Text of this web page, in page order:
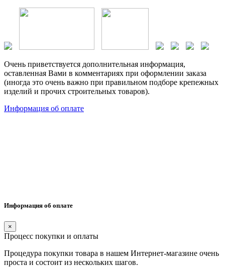
Очень приветствуется дополнительная информация,
оставленная Вами в комментариях при оформлении заказа
(иногда это очень важно при правильном подборе крепежных
изделий и прочих строительных товаров).
Информация об оплате
Информация об оплате
×
Процесс покупки и оплаты
Процедура покупки товара в нашем Интернет-магазине очень
проста и состоит из нескольких шагов.